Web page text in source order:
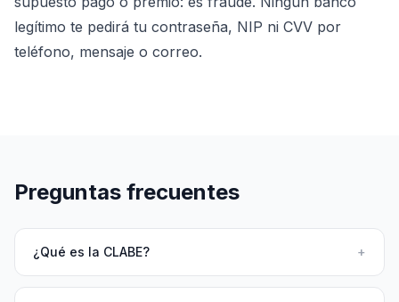
legítimo te pedirá tu contraseña, NIP ni CVV por
teléfono, mensaje o correo.
Preguntas frecuentes
¿Qué es la CLABE? +